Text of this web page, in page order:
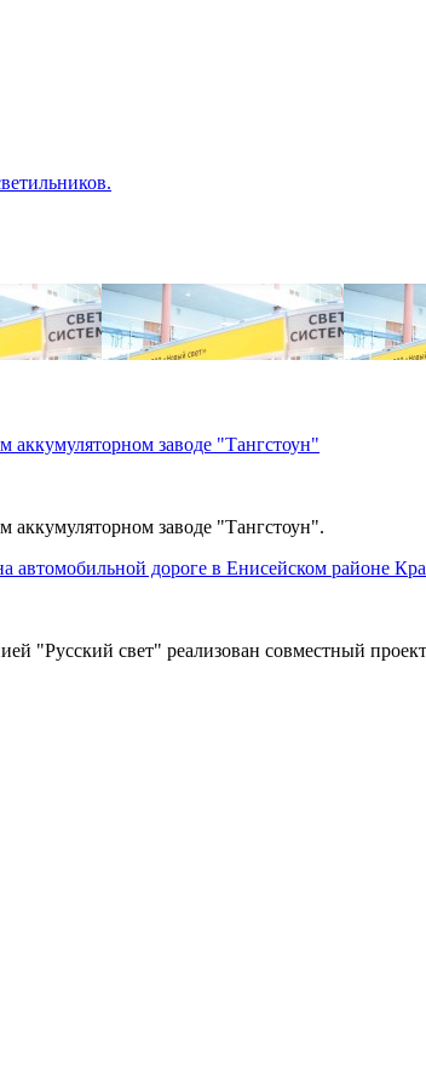
аккумуляторном заводе "Тангстоун"
аккумуляторном заводе "Тангстоун".
дороге в Енисейском районе
"Русский свет" реализован совместный